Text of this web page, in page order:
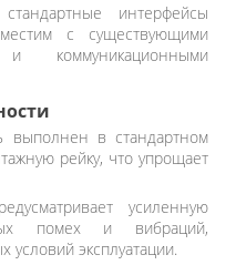
интерфейсы
с существующими
коммуникационными
выполнен в стандартном
рейку, что упрощает
усиленную
помех и вибраций,
эксплуатации.